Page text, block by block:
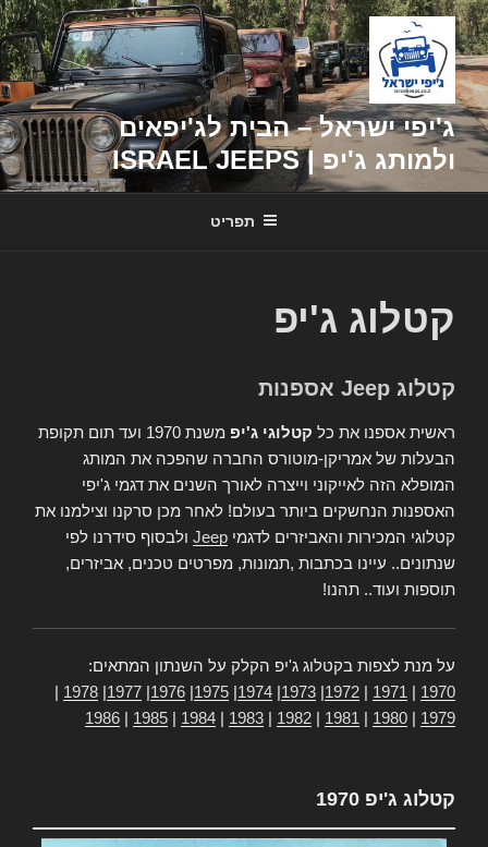
דילוג
לתוכן
ג'יפי ישראל – הבית לג'יפאים
ולמותג ג'יפ | ISRAEL JEEPS
תפריט
קטלוג ג'יפ
קטלוג Jeep אספנות
ראשית אספנו את כל קטלוגי ג'יפ
משנת 1970 ועד תום תקופת
הבעלות של אמריקן-מוטורס החברה שהפכה את המותג
המופלא הזה לאייקוני וייצרה לאורך השנים את דגמי ג'יפי
האספנות הנחשקים ביותר בעולם! לאחר מכן סרקנו וצילמנו את
קטלוגי המכירות והאביזרים לדגמי Jeep ולבסוף סידרנו לפי
שנתונים.. עיינו בכתבות ,תמונות, מפרטים טכנים, אביזרים,
תוספות ועוד.. תהנו!
על מנת לצפות בקטלוג ג'יפ הקלק על השנתון המתאים:
1970
1971
1972
1973
1974
1975
1976
1977
1978
1979
1980
1981
1982
1983
1984
1985
1986
קטלוג ג'יפ 1970